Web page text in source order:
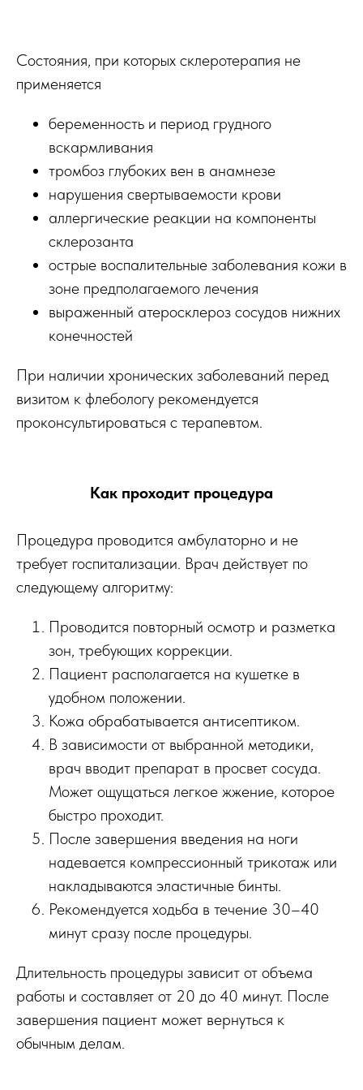
Состояния, при которых склеротерапия не
применяется
беременность и период грудного
вскармливания
тромбоз глубоких вен в анамнезе
нарушения свертываемости крови
аллергические реакции на компоненты
склерозанта
острые воспалительные заболевания кожи в
зоне предполагаемого лечения
выраженный атеросклероз сосудов нижних
конечностей
При наличии хронических заболеваний перед
визитом к флебологу рекомендуется
проконсультироваться с терапевтом.
Как проходит процедура
Процедура проводится амбулаторно и не
требует госпитализации. Врач действует по
следующему алгоритму:
Проводится повторный осмотр и разметка
зон, требующих коррекции.
Пациент располагается на кушетке в
удобном положении.
Кожа обрабатывается антисептиком.
В зависимости от выбранной методики,
врач вводит препарат в просвет сосуда.
Может ощущаться легкое жжение, которое
быстро проходит.
После завершения введения на ноги
надевается компрессионный трикотаж или
накладываются эластичные бинты.
Рекомендуется ходьба в течение 30–40
минут сразу после процедуры.
Длительность процедуры зависит от объема
работы и составляет от 20 до 40 минут. После
завершения пациент может вернуться к
обычным делам.